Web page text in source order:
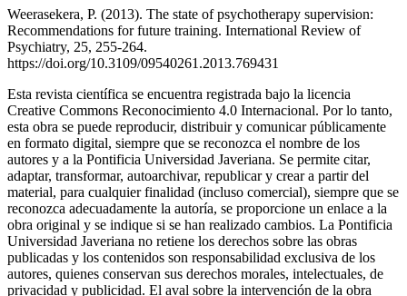
Weerasekera, P. (2013). The state of psychotherapy supervision:
Recommendations for future training. International Review of
Psychiatry, 25, 255-264.
https://doi.org/10.3109/09540261.2013.769431
Esta revista científica se encuentra registrada bajo la licencia
Creative Commons Reconocimiento 4.0 Internacional. Por lo tanto,
esta obra se puede reproducir, distribuir y comunicar públicamente
en formato digital, siempre que se reconozca el nombre de los
autores y a la Pontificia Universidad Javeriana. Se permite citar,
adaptar, transformar, autoarchivar, republicar y crear a partir del
material, para cualquier finalidad (incluso comercial), siempre que se
reconozca adecuadamente la autoría, se proporcione un enlace a la
obra original y se indique si se han realizado cambios. La Pontificia
Universidad Javeriana no retiene los derechos sobre las obras
publicadas y los contenidos son responsabilidad exclusiva de los
autores, quienes conservan sus derechos morales, intelectuales, de
privacidad y publicidad. El aval sobre la intervención de la obra